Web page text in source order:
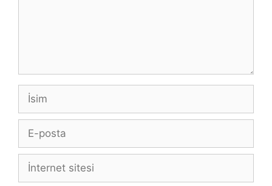
İsim
posta
İnternet
sitesi